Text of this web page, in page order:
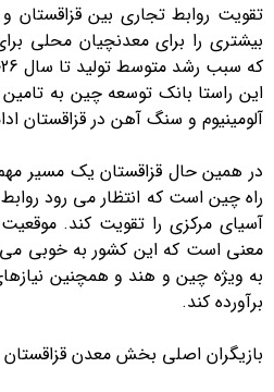
تقویت روابط تجاری بین قزاقستان
بیشتری را برای معدنچیان محلی
این راستا بانک توسعه چین به
آلومینیوم و سنگ آهن در قزاقستان
در همین حال قزاقستان یک مسیر مهم
راه چین است که انتظار می رود
آسیای مرکزی را تقویت کند.
معنی است که این کشور به خوبی
به ویژه چین و هند و همچنین
برآورده کند.
بازیگران اصلی بخش معدن قزاقستان